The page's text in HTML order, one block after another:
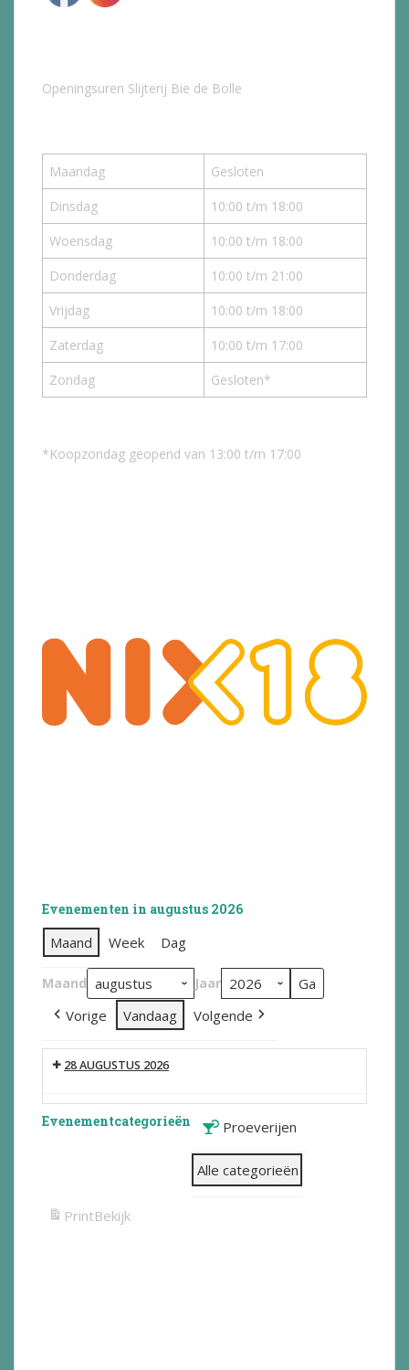
Openingsuren Slijterij Bie de Bolle
Maandag
Gesloten
Dinsdag
10:00 t/m 18:00
Woensdag
10:00 t/m 18:00
Donderdag
10:00 t/m 21:00
Vrijdag
10:00 t/m 18:00
Zaterdag
10:00 t/m 17:00
Zondag
Gesloten*
*Koopzondag geopend van 13:00 t/m 17:00
Evenementen in augustus 2026
Maand Week Dag
Maand Jaar
Vorige Vandaag Volgende
28 AUGUSTUS 2026
Evenementcategorieën Proeverijen
Alle categorieën
PrintBekijk